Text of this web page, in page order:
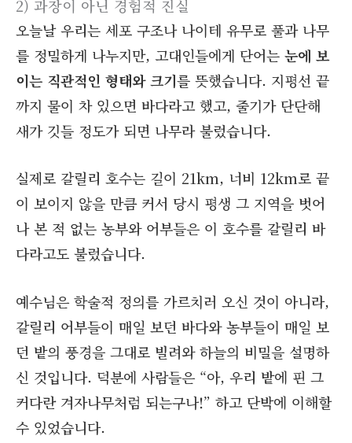
2) 과장이 아닌 경험적 진실
오늘날 우리는 세포 구조나 나이테 유무로 풀과 나무
를 정밀하게 나누지만, 고대인들에게 단어는 눈에 보
이는 직관적인 형태와 크기를 뜻했습니다. 지평선 끝
까지 물이 차 있으면 바다라고 했고, 줄기가 단단해
새가 깃들 정도가 되면 나무라 불렀습니다.
실제로 갈릴리 호수는 길이 21km, 너비 12km로 끝
이 보이지 않을 만큼 커서 당시 평생 그 지역을 벗어
나 본 적 없는 농부와 어부들은 이 호수를 갈릴리 바
다라고도 불렀습니다.
예수님은 학술적 정의를 가르치러 오신 것이 아니라,
갈릴리 어부들이 매일 보던 바다와 농부들이 매일 보
던 밭의 풍경을 그대로 빌려와 하늘의 비밀을 설명하
신 것입니다. 덕분에 사람들은 “아, 우리 밭에 핀 그
커다란 겨자나무처럼 되는구나!” 하고 단박에 이해할
수 있었습니다.